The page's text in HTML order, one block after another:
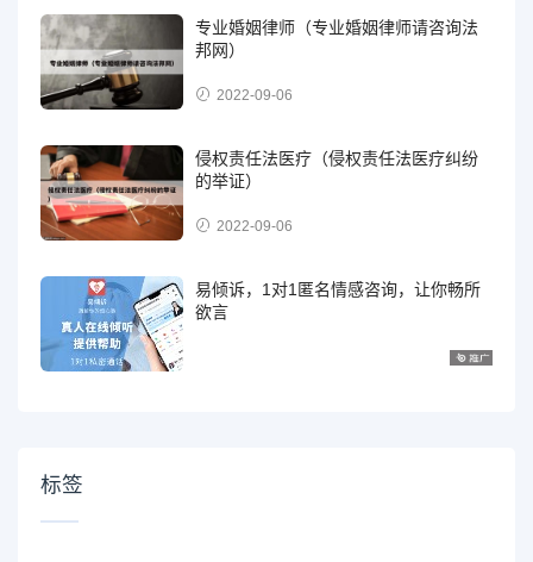
专业婚姻律师（专业婚姻律师请咨询法
邦网）
2022-09-06
侵权责任法医疗（侵权责任法医疗纠纷
的举证）
2022-09-06
易倾诉，1对1匿名情感咨询，让你畅所
欲言
标签